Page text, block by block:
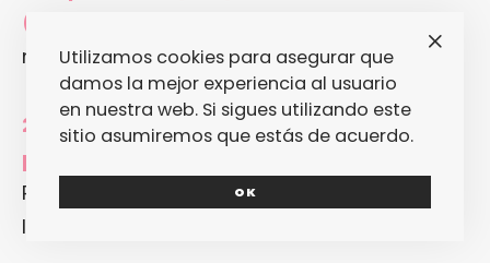
(Dani)
más.(Pablo) Indeciso… No sé.
2. Describe también tu música en tres
palabras. (L)
Pop Rock.
Pop para
Indie Pop Rock.
Utilizamos cookies para asegurar que
damos la mejor experiencia al usuario
en nuestra web. Si sigues utilizando este
sitio asumiremos que estás de acuerdo.
OK